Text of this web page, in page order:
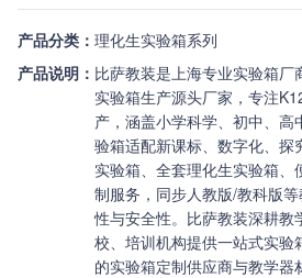
产品分类： 理化生实验箱系列
产品说明： 比萨教装是上海专业实验箱
实验箱生产源头厂家，专注
产，涵盖小学科学、初中、
验箱适配新课标、数字化、探
实验箱、全套理化生实验箱、
制服务，同步人教版/教科版
性与安全性。比萨教装深耕教
校、培训机构提供一站式实验
的实验箱定制供应商与教学器